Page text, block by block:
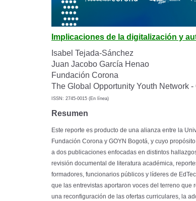
Implicaciones de la digitalización y
Isabel Tejada-Sánchez
Juan Jacobo García Henao
Fundación Corona
The Global Opportunity Youth Network -
ISSN: 2745-0015 (En línea)
Resumen
Este reporte es producto de una alianza entre la
Fundación Corona y GOYN Bogotá, y cuyo
a dos publicaciones enfocadas en distintos
revisión documental de literatura académica,
formadores, funcionarios públicos y líderes de
que las entrevistas aportaron voces del terreno
una reconfiguración de las ofertas curriculares, la